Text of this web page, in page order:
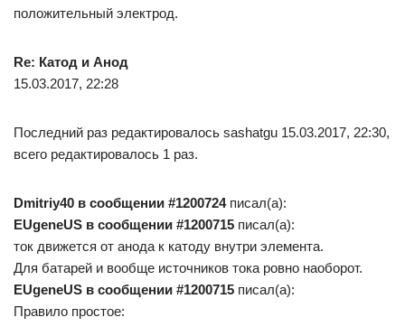
положительный электрод.
Re: Катод и Анод
15.03.2017, 22:28
Последний раз редактировалось sashatgu 15.03.2017, 22:30,
всего редактировалось 1 раз.
Dmitriy40 в сообщении #1200724писал(а):
EUgeneUS в сообщении #1200715 писал(а):
ток движется от анода к катоду внутри элемента.
Для батарей и вообще источников тока ровно наоборот.
EUgeneUS в сообщении #1200715 писал(а):
Правило простое: